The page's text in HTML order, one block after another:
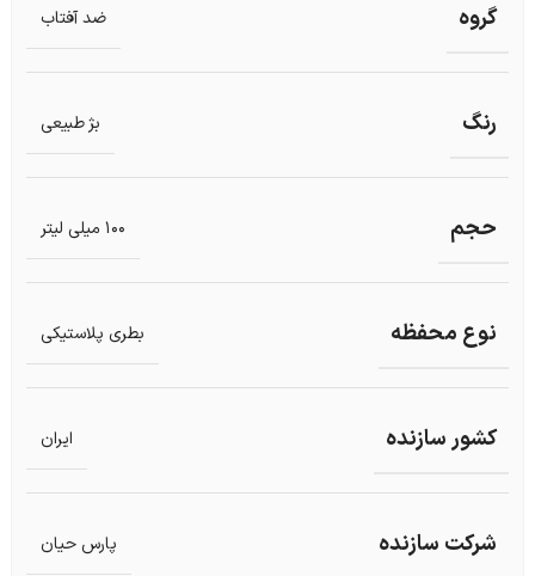
گروه ضد آفتاب
رنگ بژ طبیعی
حجم 100 میلی لیتر
نوع محفظه بطری پلاستیکی
کشور سازنده ایران
شرکت سازنده پارس حیان